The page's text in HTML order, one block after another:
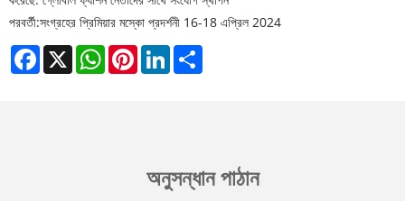
পরবর্তী:সংগ্রহের প্রিমিয়ার মস্কো প্রদর্শনী 16-18 এপ্রিল 2024
Facebook
X WhatsAppPinterestLinkedIn
অনুসন্ধান পাঠান